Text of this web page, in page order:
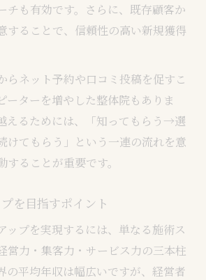
チも有効です。さらに、既存顧客か
することで、信頼性の高い新規獲得
らネット予約や口コミ投稿を促すこ
ーターを増やした整体院もありま
えるためには、「知ってもらう→選
けてもらう」という一連の流れを意
ることが重要です。
を目指すポイント
ップを実現するには、単なる施術ス
営力・集客力・サービス力の三本柱
の平均年収は幅広いですが、経営者